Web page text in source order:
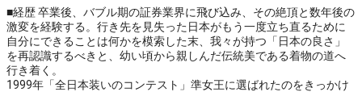
■経歴 卒業後、バブル期の証券業界に飛び込み、その絶頂と数年後の
激変を経験する。行き先を見失った日本がもう一度立ち直るために
自分にできることは何かを模索した末、我々が持つ「日本の良さ」
を再認識するべきと、幼い頃から親しんだ伝統美である着物の道へ
行き着く。
1999年「全日本装いのコンテスト」準女王に選ばれたのをきっかけ